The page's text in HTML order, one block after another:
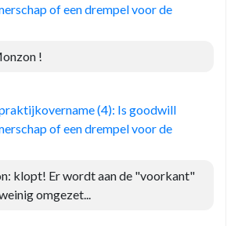
of een drempel voor de
!
(4): Is goodwill
of een drempel voor de
klopt! Er wordt aan de "voorkant"
omgezet...